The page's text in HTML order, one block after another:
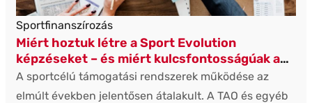
Sportfinanszírozás
Miért hoztuk létre a Sport Evolution
képzéseket – és miért kulcsfontosságúak a
sportszervezetek számára?
A sportcélú támogatási rendszerek működése az
elmúlt években jelentősen átalakult. A TAO és egyéb